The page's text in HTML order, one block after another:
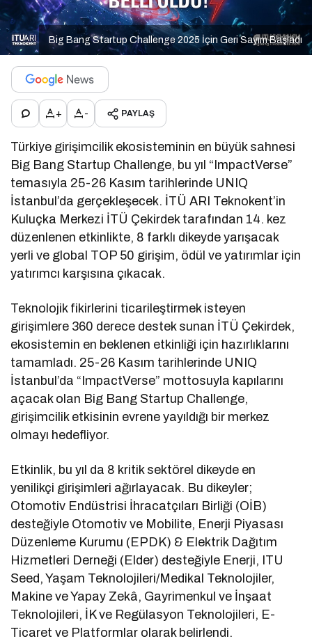
Big Bang Startup Challenge 2025 İçin Geri Sayım Başladı
+ - PAYLAŞ
Türkiye girişimcilik ekosisteminin en büyük sahnesi
Big Bang Startup Challenge, bu yıl “ImpactVerse”
temasıyla 25-26 Kasım tarihlerinde UNIQ
İstanbul’da gerçekleşecek. İTÜ ARI Teknokent’in
Kuluçka Merkezi İTÜ Çekirdek tarafından 14. kez
düzenlenen etkinlikte, 8 farklı dikeyde yarışacak
yerli ve global TOP 50 girişim, ödül ve yatırımlar için
yatırımcı karşısına çıkacak.
Teknolojik fikirlerini ticarileştirmek isteyen
girişimlere 360 derece destek sunan İTÜ Çekirdek,
ekosistemin en beklenen etkinliği için hazırlıklarını
tamamladı. 25-26 Kasım tarihlerinde UNIQ
İstanbul’da “ImpactVerse” mottosuyla kapılarını
açacak olan Big Bang Startup Challenge,
girişimcilik etkisinin evrene yayıldığı bir merkez
olmayı hedefliyor.
Etkinlik, bu yıl da 8 kritik sektörel dikeyde en
yenilikçi girişimleri ağırlayacak. Bu dikeyler;
Otomotiv Endüstrisi İhracatçıları Birliği (OİB)
desteğiyle Otomotiv ve Mobilite, Enerji Piyasası
Düzenleme Kurumu (EPDK) & Elektrik Dağıtım
Hizmetleri Derneği (Elder) desteğiyle Enerji, ITU
Seed, Yaşam Teknolojileri/Medikal Teknolojiler,
Makine ve Yapay Zekâ, Gayrimenkul ve İnşaat
Teknolojileri, İK ve Regülasyon Teknolojileri, E-
Ticaret ve Platformlar olarak belirlendi.